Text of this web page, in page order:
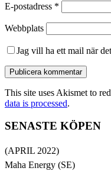
E-postadress *
Webbplats
Jag vill ha ett mail när
This site uses Akismet to
data is processed.
SENASTE KÖPEN
(APRIL 2022)
Maha Energy (SE)